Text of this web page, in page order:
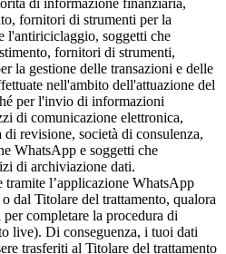
di informazione finanziaria,
fornitori di strumenti per la
l'antiriciclaggio, soggetti che
fornitori di strumenti,
la gestione delle transazioni e delle
nell'ambito dell'attuazione del
per l'invio di informazioni
di comunicazione elettronica,
revisione, società di consulenza,
WhatsApp e soggetti che
di archiviazione dati.
l’applicazione WhatsApp
dal Titolare del trattamento, qualora
per completare la procedura di
live). Di conseguenza, i tuoi dati
trasferiti al Titolare del trattamento